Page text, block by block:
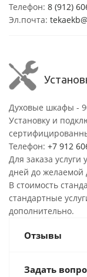
Телефон: 8 (912)
Эл.почта:
Духовые шкафы -
Установку и
Телефон: +7 912
Для заказа услуги
дней до желаемой
В стоимость
стандартные
дополнительно.
Отзывы
Задать